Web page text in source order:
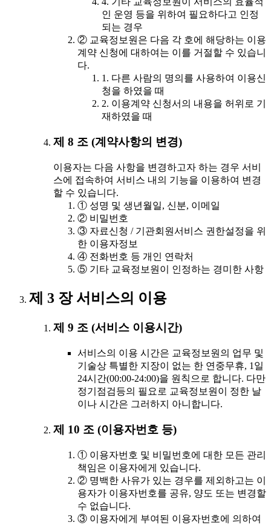
인 운영 등을 위하여 필요하다고 인정
되는 경우
② 교육정보원은 다음 각 호에 해당하는 이용
계약 신청에 대하여는 이를 거절할 수 있습니
다.
1. 다른 사람의 명의를 사용하여 이용신
청을 하였을 때
2. 이용계약 신청서의 내용을 허위로 기
재하였을 때
제 8 조 (계약사항의 변경)
이용자는 다음 사항을 변경하고자 하는 경우 서비
스에 접속하여 서비스 내의 기능을 이용하여 변경
할 수 있습니다.
① 성명 및 생년월일, 신분, 이메일
② 비밀번호
③ 자료신청 / 기관회원서비스 권한설정을 위
한 이용자정보
④ 전화번호 등 개인 연락처
⑤ 기타 교육정보원이 인정하는 경미한 사항
제 3 장 서비스의 이용
제 9 조 (서비스 이용시간)
서비스의 이용 시간은 교육정보원의 업무 및
기술상 특별한 지장이 없는 한 연중무휴, 1일
24시간(00:00-24:00)을 원칙으로 합니다. 다만
정기점검등의 필요로 교육정보원이 정한 날
이나 시간은 그러하지 아니합니다.
제 10 조 (이용자번호 등)
① 이용자번호 및 비밀번호에 대한 모든 관리
책임은 이용자에게 있습니다.
② 명백한 사유가 있는 경우를 제외하고는 이
용자가 이용자번호를 공유, 양도 또는 변경할
수 없습니다.
③ 이용자에게 부여된 이용자번호에 의하여